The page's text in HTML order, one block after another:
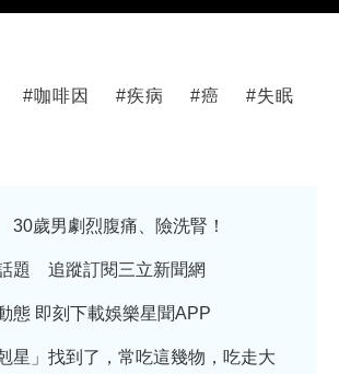
#咖啡因 #疾病 #癌 #失眠
歲男劇烈腹痛、險洗腎！
題 追蹤訂閱三立新聞網
態 即刻下載娛樂星聞APP
星」找到了，常吃這幾物，吃走大